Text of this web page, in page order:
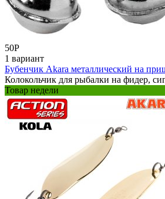
50Р
1 вариант
Бубенчик Akara металлический на
Колокольчик для рыбалки на фидер,
Товар недели